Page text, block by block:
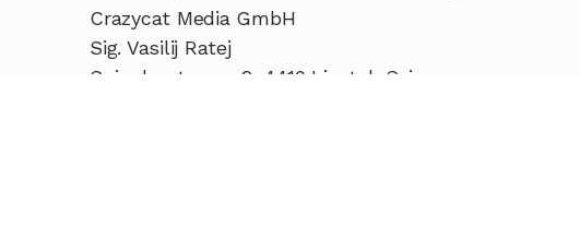
Crazycat Media GmbH
Sig. Vasilij Ratej
Spinnlerstrasse 2, 4410 Liestal, Svizzera